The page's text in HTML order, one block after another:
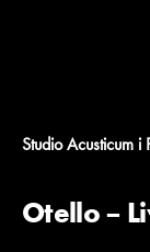
Studio Acusticum i
Otello –